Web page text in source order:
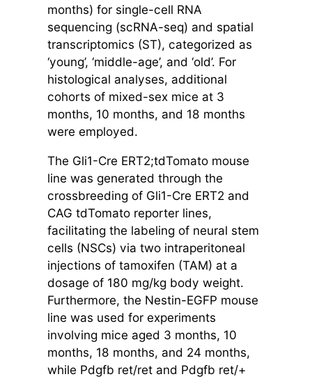
months) for single-cell RNA
sequencing (scRNA-seq) and spatial
transcriptomics (ST), categorized as
‘young’, ‘middle-age’, and ‘old’. For
histological analyses, additional
cohorts of mixed-sex mice at 3
months, 10 months, and 18 months
were employed.
The Gli1-Cre ERT2;tdTomato mouse
line was generated through the
crossbreeding of Gli1-Cre ERT2 and
CAG tdTomato reporter lines,
facilitating the labeling of neural stem
cells (NSCs) via two intraperitoneal
injections of tamoxifen (TAM) at a
dosage of 180 mg/kg body weight.
Furthermore, the Nestin-EGFP mouse
line was used for experiments
involving mice aged 3 months, 10
months, 18 months, and 24 months,
while Pdgfb ret/ret and Pdgfb ret/+